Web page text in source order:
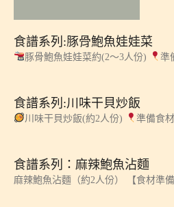
食譜系列:豚骨鮑魚娃娃菜
豚骨鮑魚娃娃菜約(2～3人份) 準
食譜系列:川味干貝炒飯
川味干貝炒飯(約2人份) 準備食材
食譜系列：麻辣鮑魚沾麵
麻辣鮑魚沾麵（約2人份） 【食材準